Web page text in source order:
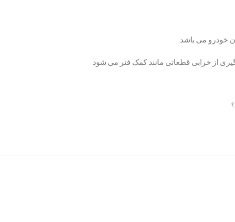
خودرو می باشد
از خرابی قطعاتی مانند کمک فنر می شود